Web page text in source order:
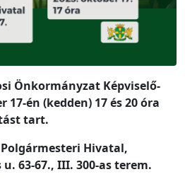
Önkormányzat Képviselő-
én (kedden) 17 és 20 óra
tart.
Hivatal,
63-67., III. 300-as terem.